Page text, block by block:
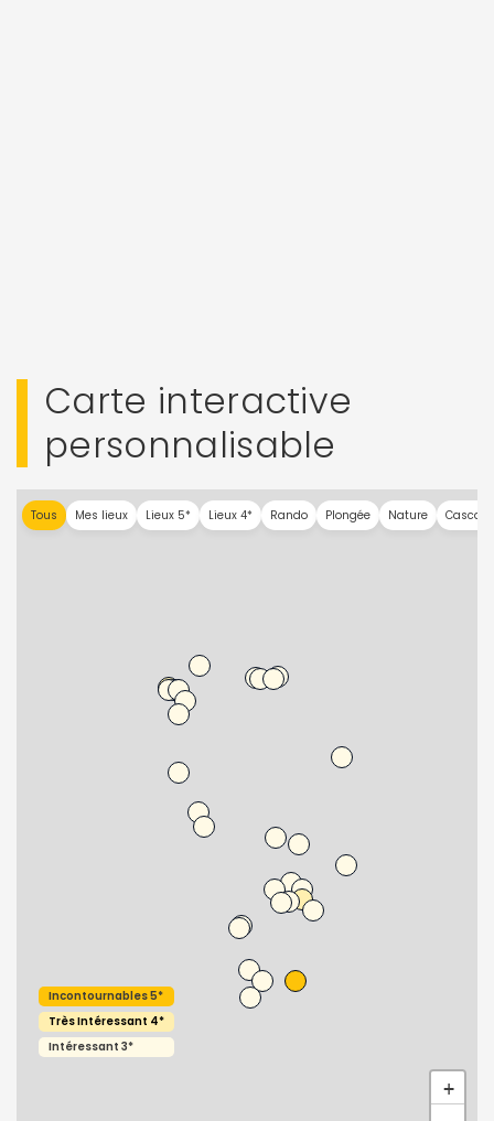
Carte interactive
personnalisable
Incontournables 5*
Très Intéressant 4*
Intéressant 3*
Tous Mes lieux Lieux 5* Lieux 4* Rando Plongée Nature
+